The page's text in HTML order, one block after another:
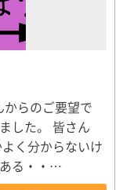
らのご要望で
した。 皆さん
く分からないけ
る・・…